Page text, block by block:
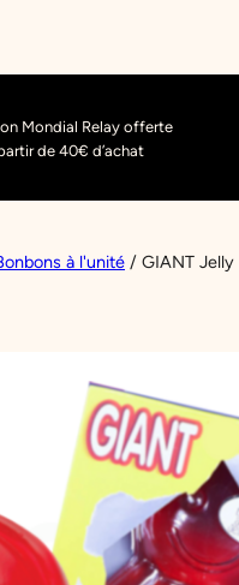
Mondial Relay offerte
de 40€ d’achat
à l'unité / GIANT